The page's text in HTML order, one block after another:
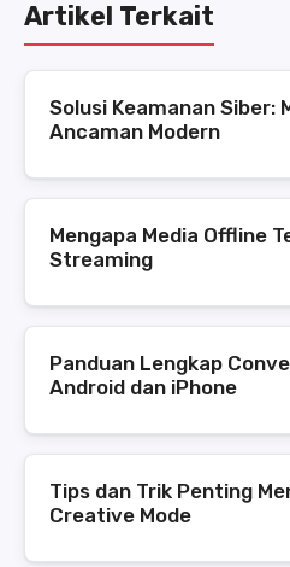
Artikel Terkait
Solusi Keamanan Siber:
Ancaman Modern
Mengapa Media Offline
Streaming
Panduan Lengkap
Android dan iPhone
Tips dan Trik Penting
Creative Mode